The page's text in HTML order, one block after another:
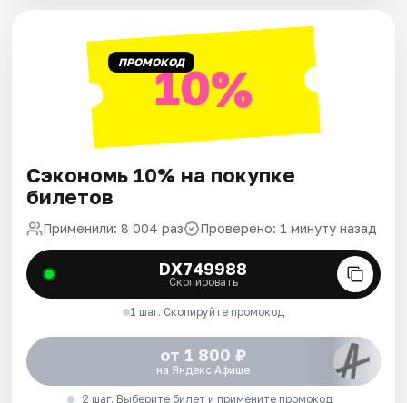
ПРОМОКОД10%
Сэкономь 10% на покупке
билетов
Применили: 8 004 раз Проверено: 1 минуту назад
DX749988
Скопировать
1 шаг. Скопируйте промокод
от 1 800 ₽
на Яндекс Афише
2 шаг. Выберите билет и примените промокод